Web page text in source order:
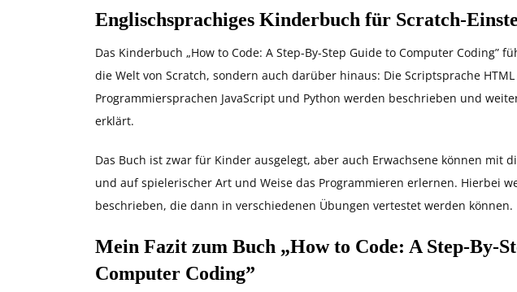
Englischsprachiges Kinderbuch für Scratch-
Das Kinderbuch „How to Code: A Step-By-Step Guide to Computer Coding”
die Welt von Scratch, sondern auch darüber hinaus: Die Scriptsprache
Programmiersprachen JavaScript und Python werden beschrieben und
erklärt.
Das Buch ist zwar für Kinder ausgelegt, aber auch Erwachsene können mit
und auf spielerischer Art und Weise das Programmieren erlernen. Hierbei
beschrieben, die dann in verschiedenen Übungen vertestet werden können.
Mein Fazit zum Buch „How to Code: A Step-By-
Computer Coding”